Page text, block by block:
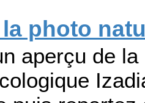
photo
aperçu de